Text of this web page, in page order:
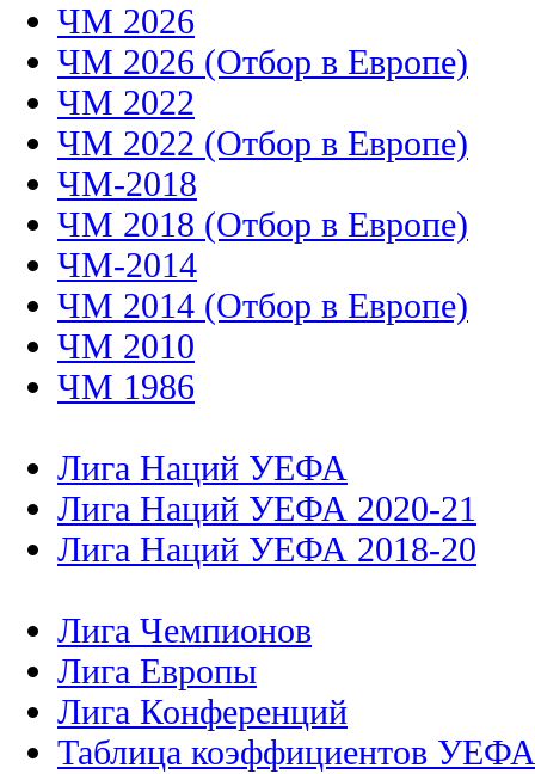
ЧМ 2026
ЧМ 2026 (Отбор в Европе)
ЧМ 2022
ЧМ 2022 (Отбор в Европе)
ЧМ-2018
ЧМ 2018 (Отбор в Европе)
ЧМ-2014
ЧМ 2014 (Отбор в Европе)
ЧМ 2010
ЧМ 1986
Лига Наций УЕФА
Лига Наций УЕФА 2020-21
Лига Наций УЕФА 2018-20
Лига Чемпионов
Лига Европы
Лига Конференций
Таблица коэффициентов УЕФА